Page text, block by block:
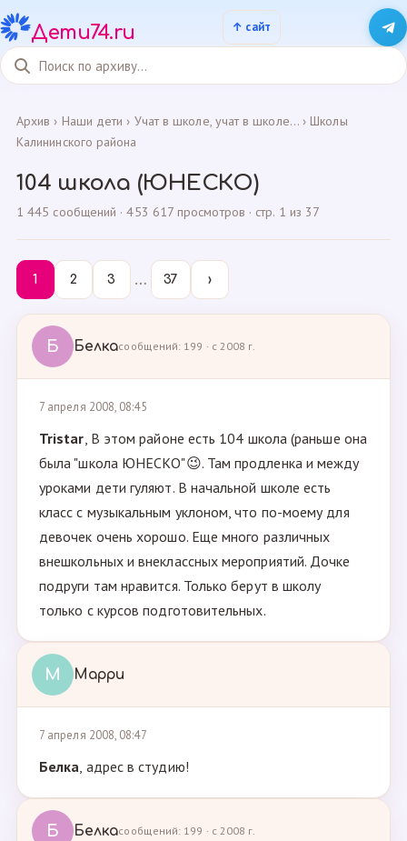
Дети74.ru
Архив › Наши дети › Учат в школе, учат в школе...› Школы
Калининского района
104 школа (ЮНЕСКО)
1 445 сообщений · 453 617 просмотров · стр. 1 из 37
1 2 3 … 37 ›
Б Белкасообщений: 199 · с 2008 г.
7 апреля 2008, 08:45
Tristar, В этом районе есть 104 школа (раньше она
была "школа ЮНЕСКО"😉. Там продленка и между
уроками дети гуляют. В начальной школе есть
класс с музыкальным уклоном, что по-моему для
девочек очень хорошо. Еще много различных
внешкольных и внеклассных мероприятий. Дочке
подруги там нравится. Только берут в школу
только с курсов подготовительных.
М Марри
7 апреля 2008, 08:47
Белка, адрес в студию!
Б Белкасообщений: 199 · с 2008 г.